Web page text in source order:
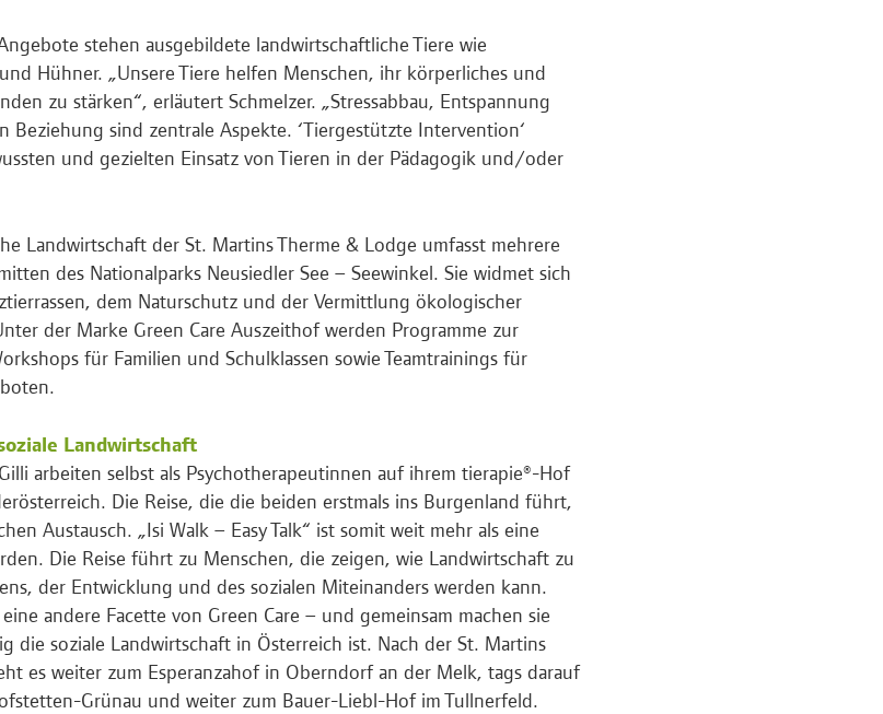
stehen ausgebildete landwirtschaftliche Tiere wie
Hühner. „Unsere Tiere helfen Menschen, ihr körperliches und
zu stärken“, erläutert Schmelzer. „Stressabbau, Entspannung
Beziehung sind zentrale Aspekte. ‘Tiergestützte Intervention‘
und gezielten Einsatz von Tieren in der Pädagogik und/oder
Landwirtschaft der St. Martins Therme & Lodge umfasst mehrere
des Nationalparks Neusiedler See – Seewinkel. Sie widmet sich
dem Naturschutz und der Vermittlung ökologischer
der Marke Green Care Auszeithof werden Programme zur
für Familien und Schulklassen sowie Teamtrainings für
Landwirtschaft
arbeiten selbst als Psychotherapeutinnen auf ihrem tierapie®-Hof
Die Reise, die die beiden erstmals ins Burgenland führt,
Austausch. „Isi Walk – Easy Talk“ ist somit weit mehr als eine
Die Reise führt zu Menschen, die zeigen, wie Landwirtschaft zu
der Entwicklung und des sozialen Miteinanders werden kann.
andere Facette von Green Care – und gemeinsam machen sie
die soziale Landwirtschaft in Österreich ist. Nach der St. Martins
es weiter zum Esperanzahof in Oberndorf an der Melk, tags darauf
Grünau und weiter zum Bauer-Liebl-Hof im Tullnerfeld.